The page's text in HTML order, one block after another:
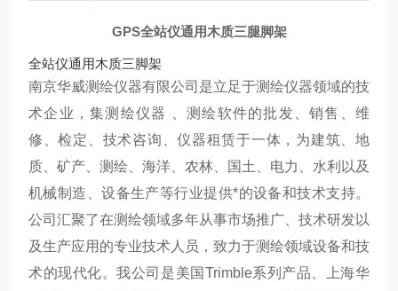
GPS全站仪通用木质三腿脚架
全站仪通用木质三脚架
南京华威测绘仪器有限公司是立足于测绘仪器领域的技
术企业，集测绘仪器 、测绘软件的批发、销售、维
修、检定、技术咨询、仪器租赁于一体，为建筑、地
质、矿产、测绘、海洋、农林、国土、电力、水利以及
机械制造、设备生产等行业提供*的设备和技术支持。
公司汇聚了在测绘领域多年从事市场推广、技术研发以
及生产应用的专业技术人员，致力于测绘领域设备和技
术的现代化。我公司是美国Trimble系列产品、上海华